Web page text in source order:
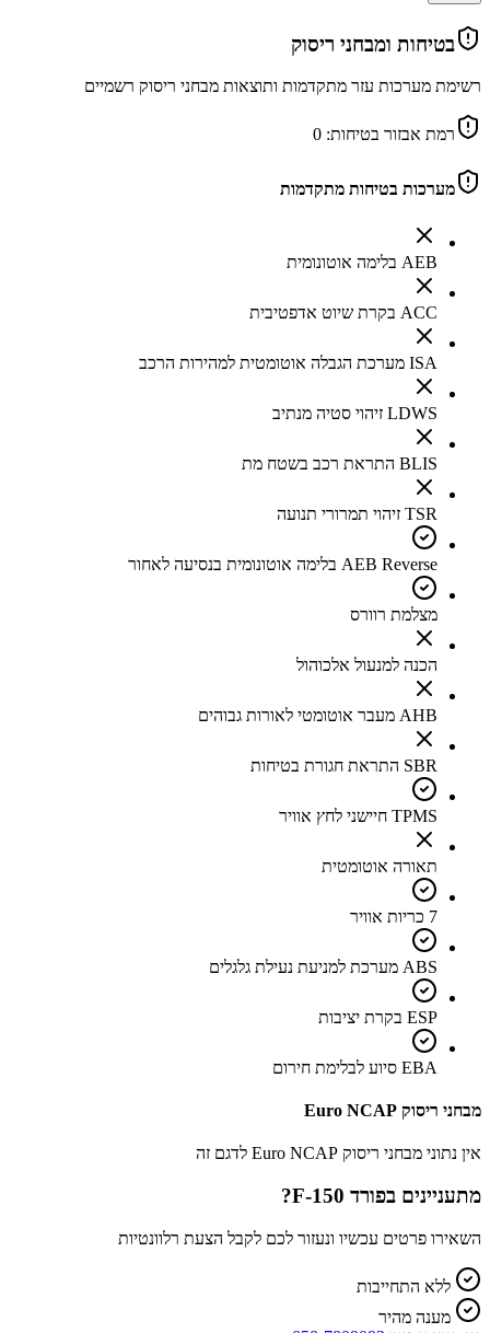
בטיחות ומבחני ריסוק
רשימת מערכות עזר מתקדמות ותוצאות מבחני ריסוק רשמיים
רמת אבזור בטיחות: 0
מערכות בטיחות מתקדמות
AEB בלימה אוטונומית
ACC בקרת שיוט אדפטיבית
ISA מערכת הגבלה אוטומטית למהירות הרכב
LDWS זיהוי סטיה מנתיב
BLIS התראת רכב בשטח מת
TSR זיהוי תמרורי תנועה
AEB Reverse בלימה אוטונומית בנסיעה לאחור
מצלמת רוורס
הכנה למנעול אלכוהול
AHB מעבר אוטומטי לאורות גבוהים
SBR התראת חגורת בטיחות
TPMS חיישני לחץ אוויר
תאורה אוטומטית
7 כריות אוויר
ABS מערכת למניעת נעילת גלגלים
ESP בקרת יציבות
EBA סיוע לבלימת חירום
מבחני ריסוק Euro NCAP
אין נתוני מבחני ריסוק Euro NCAP לדגם זה
מתעניינים בפורד F-150 ?
השאירו פרטים עכשיו ונעזור לכם לקבל הצעת רלוונטיות
ללא התחייבות
מענה מהיר